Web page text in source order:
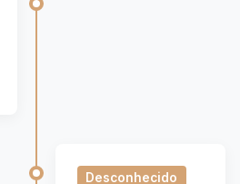
Desconhecido